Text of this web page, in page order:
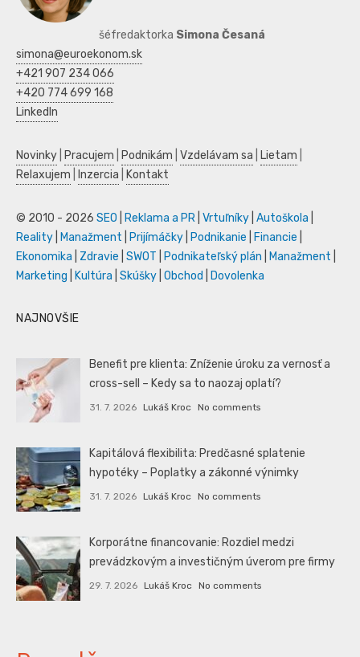
šéfredaktorka Simona Česaná
simona@euroekonom.sk
+421 907 234 066
+420 774 699 168
LinkedIn
Novinky Pracujem Podnikám Vzdelávam sa Lietam
Relaxujem
Inzercia Kontakt
© 2010 - 2026 SEO Reklama a PR Vrtuľníky Autoškola
Reality
Manažment Prijímáčky Podnikanie Financie
Ekonomika
Zdravie SWOT Podnikateľský plán Manažment
Marketing
Kultúra Skúšky Obchod Dovolenka
NAJNOVŠIE
Benefit pre klienta: Zníženie úroku za vernosť a
cross-sell – Kedy sa to naozaj oplatí?
31. 7. 2026 Lukáš Kroc No comments
Kapitálová flexibilita: Predčasné splatenie
hypotéky – Poplatky a zákonné výnimky
31. 7. 2026 Lukáš Kroc No comments
Korporátne financovanie: Rozdiel medzi
prevádzkovým a investičným úverom pre firmy
29. 7. 2026 Lukáš Kroc No comments